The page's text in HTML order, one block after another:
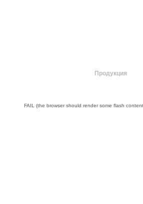
Продукция
FAIL (the browser should render some flash